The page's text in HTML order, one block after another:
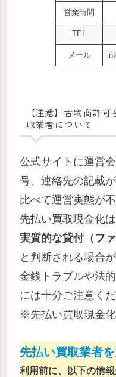
営業時間
TEL
メール
【注意】古物商許
取業者について
公式サイトに運営
号、連絡先の記載
比べて運営実態が不
先払い買取現金化
実質的な貸付（フ
と判断される場合が
金銭トラブルや法
には十分ご注意くだ
※先払い買取現金
先払い買取業者
利用前に、以下の情